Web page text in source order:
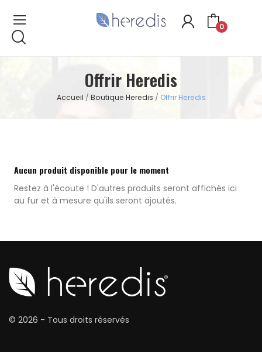
0
Offrir Heredis
Accueil Boutique Heredis Offrir Heredis
Aucun produit disponible pour le moment
Restez à l'écoute ! D'autres produits seront affichés ici
au fur et à mesure qu'ils seront ajoutés.
© 2026 - Tous droits réservés